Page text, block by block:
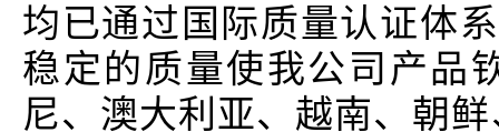
均已通过国际质量认证体
稳定的质量使我公司产品
尼、澳大利亚、越南、朝